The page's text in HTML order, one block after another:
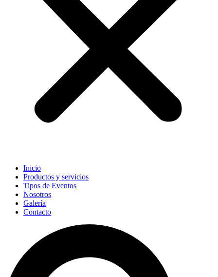
Inicio
Productos y servicios
Tipos de Eventos
Nosotros
Galería
Contacto